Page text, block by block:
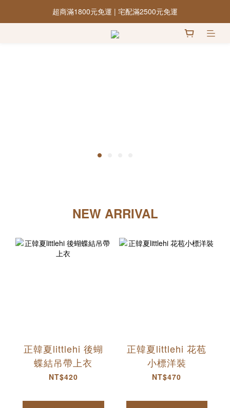
超商滿1800元免運 | 宅配滿2500元免運
NEW ARRIVAL
正韓夏littlehi 後蝴
蝶結吊帶上衣
NT$420
正韓夏littlehi 花苞
小標洋裝
NT$470